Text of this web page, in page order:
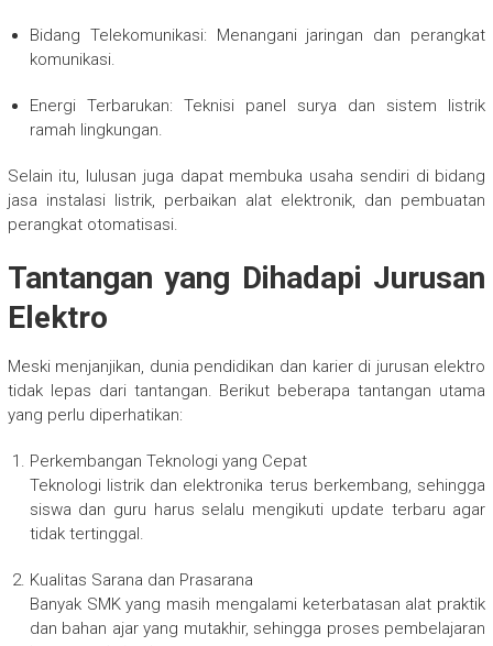
Bidang Telekomunikasi: Menangani jaringan dan perangkat
komunikasi.
Energi Terbarukan: Teknisi panel surya dan sistem listrik
ramah lingkungan.
Selain itu, lulusan juga dapat membuka usaha sendiri di bidang
jasa instalasi listrik, perbaikan alat elektronik, dan pembuatan
perangkat otomatisasi.
Tantangan yang Dihadapi Jurusan
Elektro
Meski menjanjikan, dunia pendidikan dan karier di jurusan elektro
tidak lepas dari tantangan. Berikut beberapa tantangan utama
yang perlu diperhatikan:
Perkembangan Teknologi yang Cepat
Teknologi listrik dan elektronika terus berkembang, sehingga
siswa dan guru harus selalu mengikuti update terbaru agar
tidak tertinggal.
Kualitas Sarana dan Prasarana
Banyak SMK yang masih mengalami keterbatasan alat praktik
dan bahan ajar yang mutakhir, sehingga proses pembelajaran